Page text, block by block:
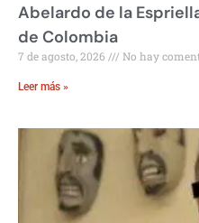
Abelardo de la
de Colombia
7 de agosto, 2026 No hay
Leer más »